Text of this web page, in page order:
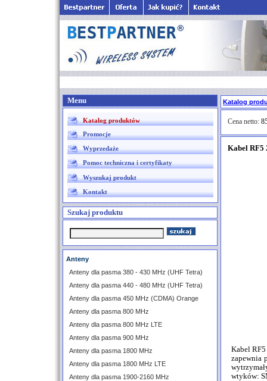
Menu
Katalog produktów
Promocje
Wyprzedaże
Pomoc techniczna i certyfikaty
Wyszukaj produkt
Kontakt
Szukaj produktu
Anteny
Anteny dla pasma 380 - 430 MHz (UHF Tetra)
Anteny dla pasma 440 - 480 MHz (UHF Tetra)
Anteny dla pasma 450 MHz (CDMA) Orange
Anteny dla pasma 800 MHz
Anteny dla pasma 800 MHz LTE
Anteny dla pasma 900 MHz
Anteny dla pasma 1800 MHz
Anteny dla pasma 1800 MHz LTE
Anteny dla pasma 1900-2160 MHz
Katalog
Cena netto:
Kabel RF5
Kabel
zapewnia
wtyków: